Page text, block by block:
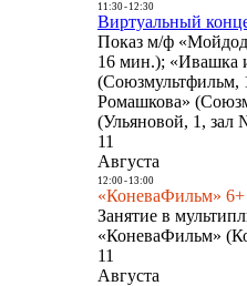
11:30- 12:30
Виртуальный
Показ м/ф
16 мин.); «Ивашка
(Союзмультфильм,
Ромашкова»
(Ульяновой, 1, зал
11
Августа
12:00- 13:00
«КоневаФильм» 6+
Занятие в
«КоневаФильм»
11
Августа